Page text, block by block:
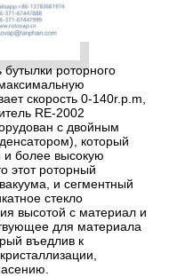
роторного
скорость 0-140r.p.m,
RE-2002
с двойным
который
и более высокую
этот роторный
и сегментный
стекло
высотой с материал и
для материала
въедлив к